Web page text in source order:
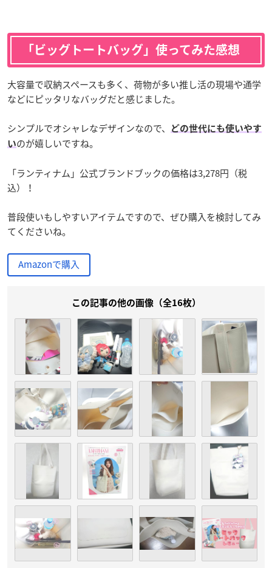
「ビッグトートバッグ」使ってみた感想
大容量で収納スペースも多く、荷物が多い推し活の現場や通学
などにピッタリなバッグだと感じました。
シンプルでオシャレなデザインなので、
どの世代にも使いやす
いのが嬉しいですね。
「ランティナム」公式ブランドブックの価格は3,278円（税
込）！
普段使いもしやすいアイテムですので、ぜひ購入を検討してみ
てくださいね。
Amazonで購入
この記事の他の画像（全16枚）